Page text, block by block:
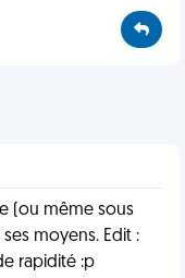
(ou même sous
moyens. Edit :
rapidité :p